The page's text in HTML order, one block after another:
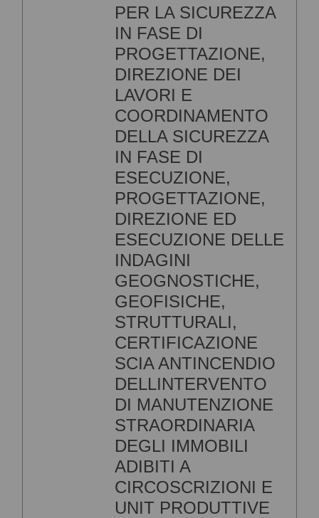
PER LA SICUREZZA
IN FASE DI
PROGETTAZIONE,
DIREZIONE DEI
LAVORI E
COORDINAMENTO
DELLA SICUREZZA
IN FASE DI
ESECUZIONE,
PROGETTAZIONE,
DIREZIONE ED
ESECUZIONE DELLE
INDAGINI
GEOGNOSTICHE,
GEOFISICHE,
STRUTTURALI,
CERTIFICAZIONE
SCIA ANTINCENDIO
DELLINTERVENTO
DI MANUTENZIONE
STRAORDINARIA
DEGLI IMMOBILI
ADIBITI A
CIRCOSCRIZIONI E
UNIT PRODUTTIVE